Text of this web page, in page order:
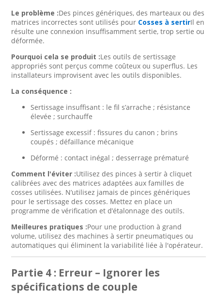
Le problème :Des pinces génériques, des marteaux ou des
matrices incorrectes sont utilisés pour Cosses à sertirIl en
résulte une connexion insuffisamment sertie, trop sertie ou
déformée.
Pourquoi cela se produit :Les outils de sertissage
appropriés sont perçus comme coûteux ou superflus. Les
installateurs improvisent avec les outils disponibles.
La conséquence :
Sertissage insuffisant : le fil s’arrache ; résistance
élevée ; surchauffe
Sertissage excessif : fissures du canon ; brins
coupés ; défaillance mécanique
Déformé : contact inégal ; desserrage prématuré
Comment l'éviter :Utilisez des pinces à sertir à cliquet
calibrées avec des matrices adaptées aux familles de
cosses utilisées. N’utilisez jamais de pinces génériques
pour le sertissage des cosses. Mettez en place un
programme de vérification et d’étalonnage des outils.
Meilleures pratiques :Pour une production à grand
volume, utilisez des machines à sertir pneumatiques ou
automatiques qui éliminent la variabilité liée à l'opérateur.
Partie 4 : Erreur – Ignorer les
spécifications de couple